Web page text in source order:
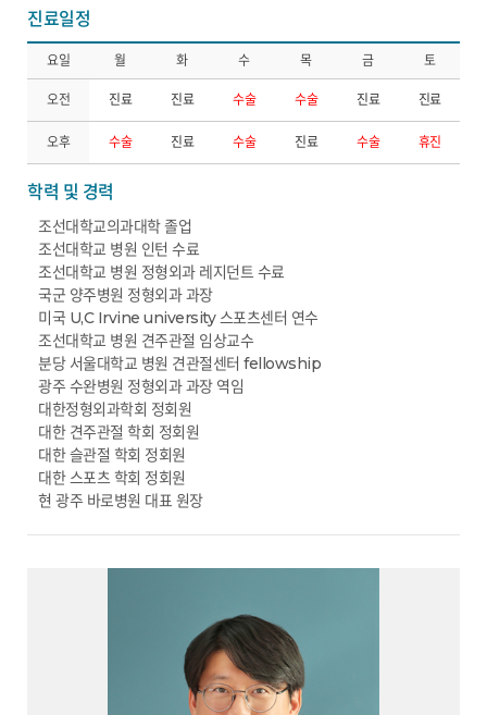
진료일정
요일 월 화 수 목 금 토
오전 진료 진료 수술 수술 진료 진료
오후 수술 진료 수술 진료 수술 휴진
학력 및 경력
조선대학교의과대학 졸업
조선대학교 병원 인턴 수료
조선대학교 병원 정형외과 레지던트 수료
국군 양주병원 정형외과 과장
미국 U,C Irvine university 스포츠센터 연수
조선대학교 병원 견주관절 임상교수
분당 서울대학교 병원 견관절센터 fellowship
광주 수완병원 정형외과 과장 역임
대한정형외과학회 정회원
대한 견주관절 학회 정회원
대한 슬관절 학회 정회원
대한 스포츠 학회 정회원
현 광주 바로병원 대표 원장